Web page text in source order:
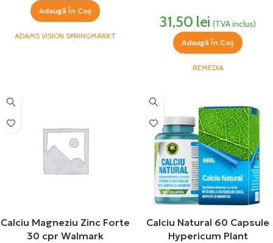
Adaugă În Coș
ADAMS VISION SPRINGMARKT
31,50 lei (TVA inclus)
Adaugă În Coș
REMEDIA
Calciu Magneziu Zinc Forte
30 cpr Walmark
Calciu Natural 60 Capsule
Hypericum Plant